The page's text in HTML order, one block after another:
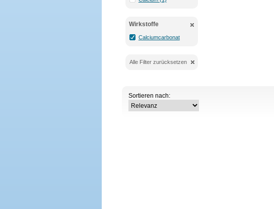
Wirkstoffe
Calciumcarbonat
Alle Filter zurücksetzen
Sortieren nach: